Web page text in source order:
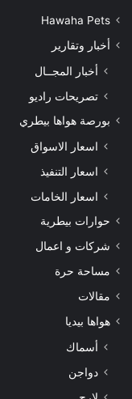
Hawaha Pets
أخبار وتقارير
أخبار المجــال
تصريحات راديو
بورصة هواها بيطري
اسعار الاسواق
اسعار التنفيذ
اسعار الخامات
حوارات بيطرية
شركات و اعمال
مساحة حرة
مقالات
هواها بيديا
أسماك
دواجن